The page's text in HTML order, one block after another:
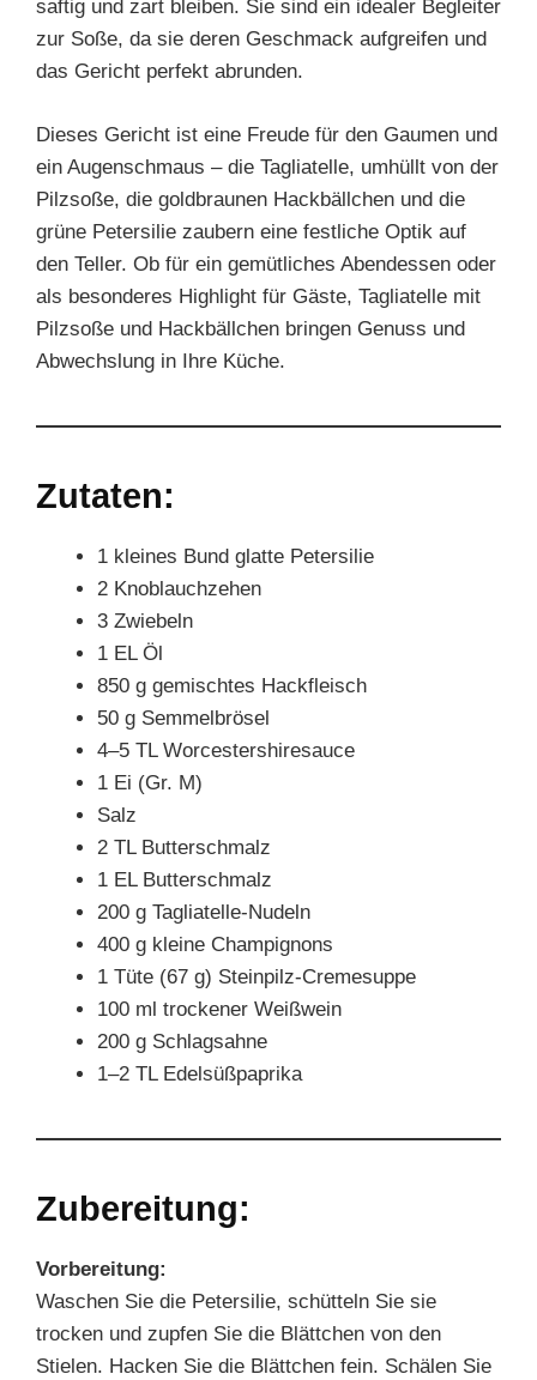
saftig und zart bleiben. Sie sind ein idealer Begleiter
zur Soße, da sie deren Geschmack aufgreifen und
das Gericht perfekt abrunden.
Dieses Gericht ist eine Freude für den Gaumen und
ein Augenschmaus – die Tagliatelle, umhüllt von der
Pilzsoße, die goldbraunen Hackbällchen und die
grüne Petersilie zaubern eine festliche Optik auf
den Teller. Ob für ein gemütliches Abendessen oder
als besonderes Highlight für Gäste, Tagliatelle mit
Pilzsoße und Hackbällchen bringen Genuss und
Abwechslung in Ihre Küche.
Zutaten:
1 kleines Bund glatte Petersilie
2 Knoblauchzehen
3 Zwiebeln
1 EL Öl
850 g gemischtes Hackfleisch
50 g Semmelbrösel
4–5 TL Worcestershiresauce
1 Ei (Gr. M)
Salz
2 TL Butterschmalz
1 EL Butterschmalz
200 g Tagliatelle-Nudeln
400 g kleine Champignons
1 Tüte (67 g) Steinpilz-Cremesuppe
100 ml trockener Weißwein
200 g Schlagsahne
1–2 TL Edelsüßpaprika
Zubereitung:
Vorbereitung:
Waschen Sie die Petersilie, schütteln Sie sie
trocken und zupfen Sie die Blättchen von den
Stielen. Hacken Sie die Blättchen fein. Schälen Sie